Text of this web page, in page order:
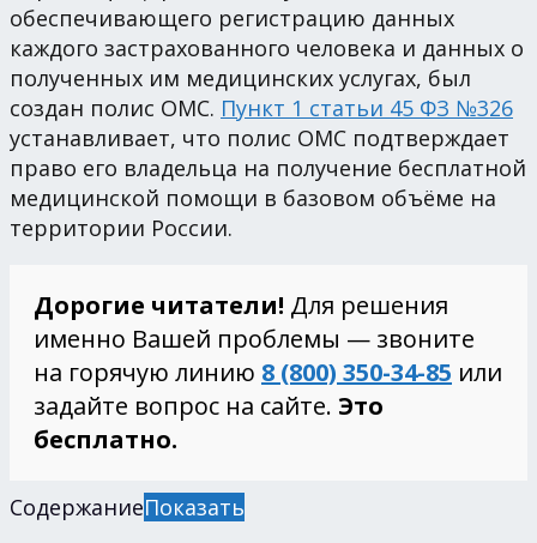
обеспечивающего регистрацию данных
каждого застрахованного человека и данных о
полученных им медицинских услугах, был
создан полис ОМС. Пункт 1 статьи 45 ФЗ №326
устанавливает, что полис ОМС подтверждает
право его владельца на получение бесплатной
медицинской помощи в базовом объёме на
территории России.
Дорогие читатели! Для решения
именно Вашей проблемы — звоните
на горячую линию 8 (800) 350-34-85 или
задайте вопрос на сайте. Это
бесплатно.
СодержаниеПоказать